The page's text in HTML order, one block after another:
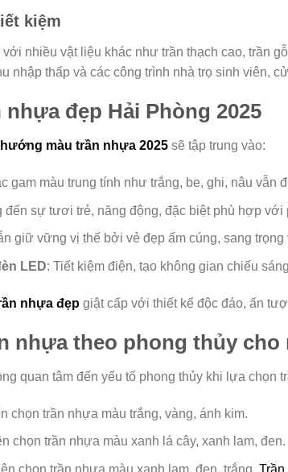
kiệm
với nhiều vật liệu khác như trần thạch cao, trần
nhập thấp và các công trình nhà trọ sinh viên,
đẹp Hải Phòng 2025
màu trần nhựa 2025 sẽ tập trung vào:
gam màu trung tính như trắng, be, ghi, nâu
đến sự tươi trẻ, năng động, đặc biệt phù hợp
giữ vững vị thế bởi vẻ đẹp ấm cúng, sang
LED: Tiết kiệm điện, tạo không gian chiếu
nhựa đẹp giật cấp với thiết kế độc đáo, ấn
nhựa theo phong thủy cho
quan tâm đến yếu tố phong thủy khi lựa chọn
chọn trần nhựa màu trắng, vàng, ánh kim.
chọn trần nhựa màu xanh lá cây, xanh lam, đen.
chọn trần nhựa màu xanh lam, đen, trắng.